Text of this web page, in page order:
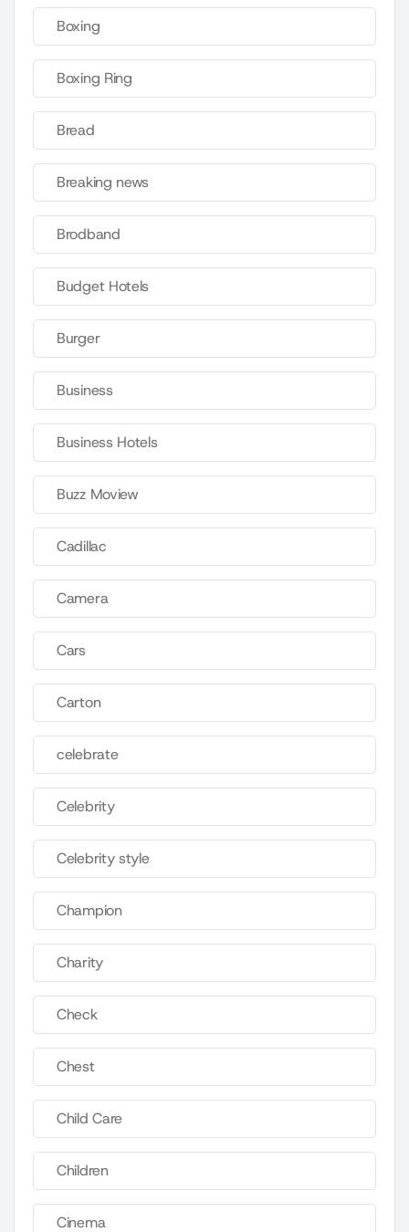
Boxing
Boxing Ring
Bread
Breaking news
Brodband
Budget Hotels
Burger
Business
Business Hotels
Buzz Moview
Cadillac
Camera
Cars
Carton
celebrate
Celebrity
Celebrity style
Champion
Charity
Check
Chest
Child Care
Children
Cinema